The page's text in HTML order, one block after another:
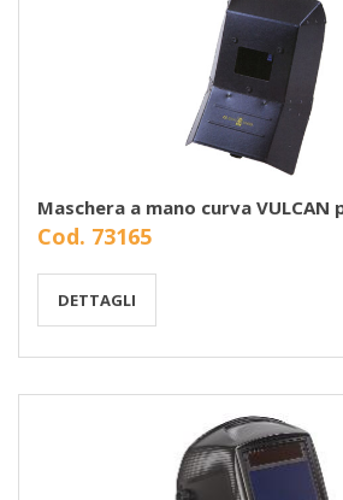
Maschera a mano curva
Cod. 73165
DETTAGLI